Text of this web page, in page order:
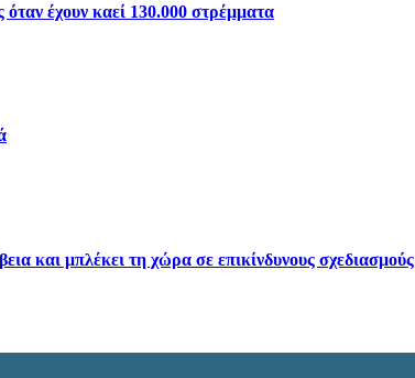
έχουν καεί 130.000 στρέμματα
και μπλέκει τη χώρα σε επικίνδυνους σχεδιασμούς